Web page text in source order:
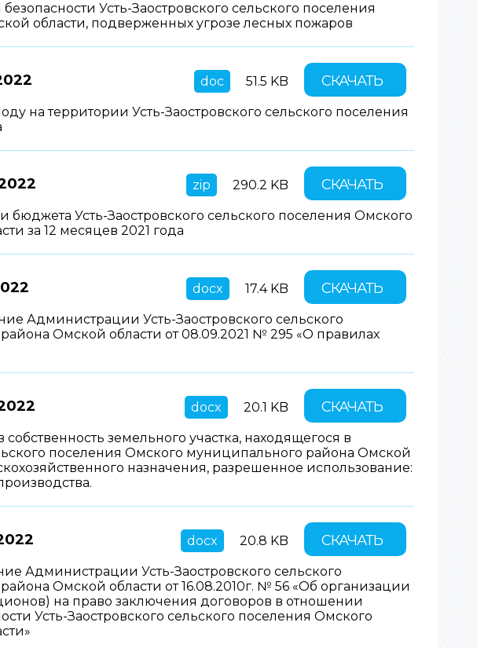
Усть-Заостровского сельского поселения
области, подверженных угрозе лесных пожаров
doc 51.5 KB СКАЧАТЬ
на территории Усть-Заостровского сельского поселения
zip 290.2 KB СКАЧАТЬ
Усть-Заостровского сельского поселения Омского
за 12 месяцев 2021 года
docx 17.4 KB СКАЧАТЬ
Администрации Усть-Заостровского сельского
Омской области от 08.09.2021 № 295 «О правилах
docx 20.1 KB СКАЧАТЬ
земельного участка, находящегося в
поселения Омского муниципального района Омской
назначения, разрешенное использование:
docx 20.8 KB СКАЧАТЬ
Администрации Усть-Заостровского сельского
Омской области от 16.08.2010г. № 56 «Об организации
на право заключения договоров в отношении
Усть-Заостровского сельского поселения Омского